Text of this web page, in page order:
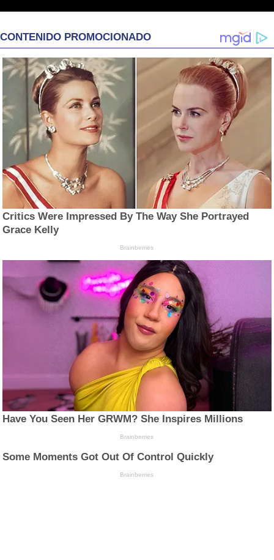
CONTENIDO PROMOCIONADO
Critics Were Impressed By The Way She Portrayed
Grace Kelly
Brainberries
Have You Seen Her GRWM? She Inspires Millions
Brainberries
Some Moments Got Out Of Control Quickly
Brainberries